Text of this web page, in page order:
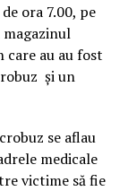
ora 7.00, pe
au au fost
și un
se aflau
medicale
victime să fie